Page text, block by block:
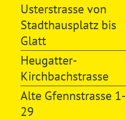
Usterstrasse von
Stadthausplatz bis
Glatt
Heugatter-
Kirchbachstrasse
Alte Gfennstrasse 1-
29